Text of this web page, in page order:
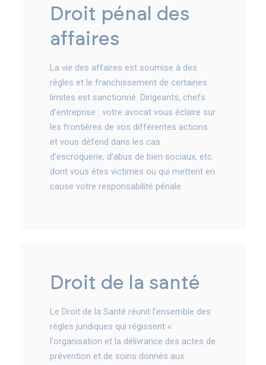
droit pénal des
affaires
La vie des affaires est soumise à des
règles et le franchissement de certaines
limites est sanctionné. Dirigeants, chefs
d’entreprise : votre avocat vous éclaire sur
les frontières de vos différentes actions
et vous défend dans les cas
d’escroquerie, d’abus de bien sociaux, etc.
dont vous êtes victimes ou qui mettent en
cause votre responsabilité pénale.
droit de la santé
Le Droit de la Santé réunit l’ensemble des
règles juridiques qui régissent «
l'organisation et la délivrance des actes de
prévention et de soins donnés aux